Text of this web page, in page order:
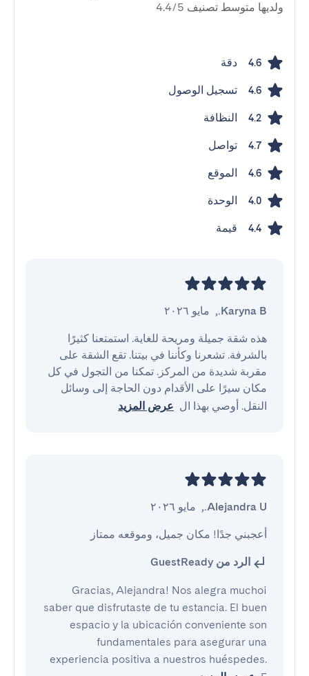
ولديها متوسط ​​تصنيف 4.4/5
4.6 دقة
4.6 تسجيل الوصول
4.2 النظافة
4.7 تواصل
4.6 الموقع
4.0 الوحدة
4.4 قيمة
Karyna B.
, مايو ٢٠٢٦
النقل. أوصي بهذا ال عرض المزيد
Alejandra U.
, مايو ٢٠٢٦
أعجبني جدًا! مكان جميل، وموقعه ممتاز
الرد من GuestReady
¡Gracias, Alejandra! Nos alegra mucho
saber que disfrutaste de tu estancia. El buen
espacio y la ubicación conveniente son
fundamentales para asegurar una
experiencia positiva a nuestros huéspedes.